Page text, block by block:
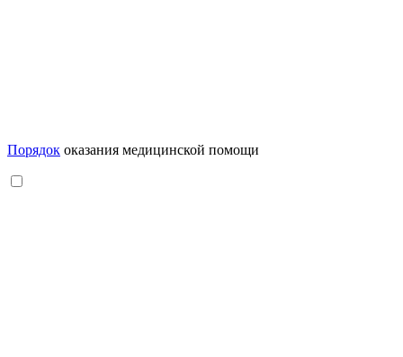
Порядок оказания медицинской помощи